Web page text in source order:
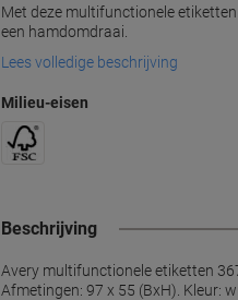
Met deze multifunctionele
een hamdomdraai.
Lees volledige beschrijving
Milieu-eisen
Beschrijving
Avery multifunctionele etiketten
Afmetingen: 97 x 55 (BxH). Kleur: